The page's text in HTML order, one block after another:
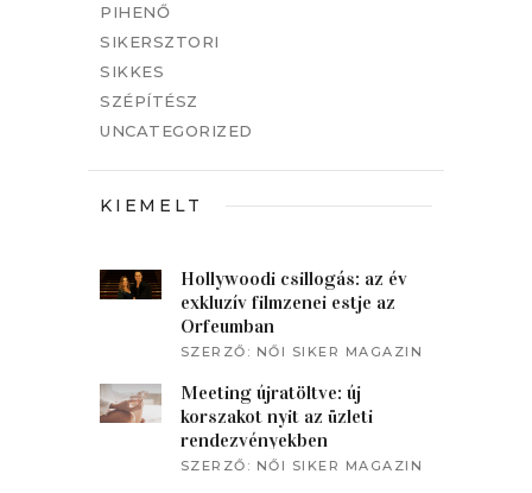
PIHENŐ
SIKERSZTORI
SIKKES
SZÉPÍTÉSZ
UNCATEGORIZED
KIEMELT
Hollywoodi csillogás: az év
exkluzív filmzenei estje az
Orfeumban
SZERZŐ: NŐI SIKER MAGAZIN
Meeting újratöltve: új
korszakot nyit az üzleti
rendezvényekben
SZERZŐ: NŐI SIKER MAGAZIN